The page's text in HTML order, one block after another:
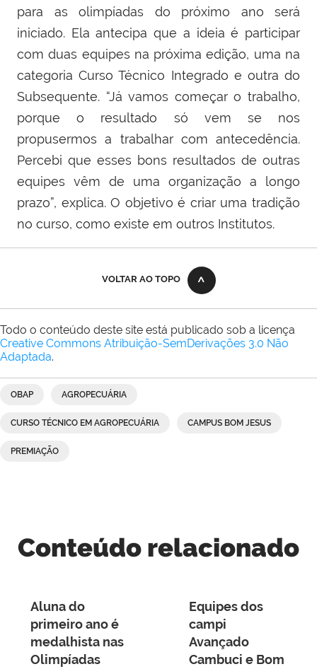
para as olimpíadas do próximo ano será
iniciado. Ela antecipa que a ideia é participar
com duas equipes na próxima edição, uma na
categoria Curso Técnico Integrado e outra do
Subsequente. “Já vamos começar o trabalho,
porque o resultado só vem se nos
propusermos a trabalhar com antecedência.
Percebi que esses bons resultados de outras
equipes vêm de uma organização a longo
prazo”, explica. O objetivo é criar uma tradição
no curso, como existe em outros Institutos.
VOLTAR AO TOPO
Todo o conteúdo deste site está publicado sob a licença
Creative Commons Atribuição-SemDerivações 3.0 Não
Adaptada.
OBAP AGROPECUÁRIA
CURSO TÉCNICO EM AGROPECUÁRIA CAMPUS BOM JESUS
PREMIAÇÃO
Conteúdo relacionado
Aluna do
primeiro ano é
medalhista nas
Olimpíadas
Equipes dos
campi
Avançado
Cambuci e Bom